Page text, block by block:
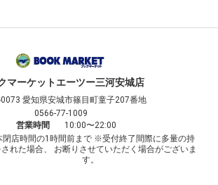
マーケットエーツー三河安城店
愛知県安城市篠目町童子207番地
0566-77-1009
営業時間
10:00〜22:00
閉店時間の1時間前まで ※受付終了間際に多量の持
れた場合、 お断りさせていただく場合がございま
す。